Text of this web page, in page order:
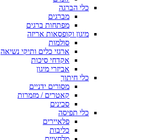
כלי הברגה
מברגים
מפתחות ברגים
מיגון וקופסאות אריזה
סולמות
ארגזי כלים ותיקי נשיאה
אקדחי סיכות
אביזרי מיגון
כלי חיתוך
מסורים ידניים
קאטרים / מזמרות
סכינים
כלי תפיסה
פלאיירים
כליבות